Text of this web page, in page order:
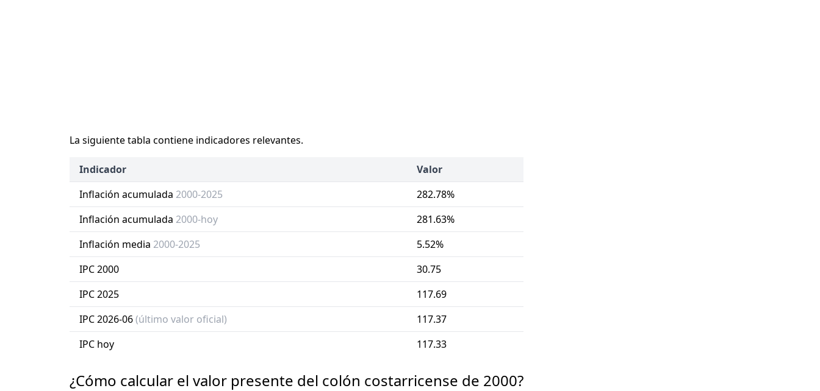
La siguiente tabla contiene indicadores relevantes.
Indicador
Valor
Inflación acumulada 2000-2025
282.78%
Inflación acumulada 2000-hoy
281.63%
Inflación media 2000-2025
5.52%
IPC 2000
30.75
IPC 2025
117.69
IPC 2026-06(último valor oficial)
117.37
IPC hoy
117.33
¿Cómo calcular el valor presente del colón costarricense de 2000?